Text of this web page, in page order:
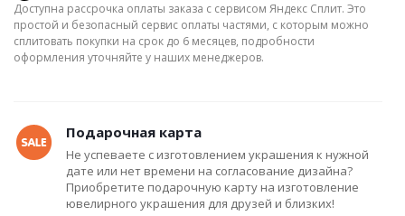
Доступна рассрочка оплаты заказа с сервисом Яндекс Сплит. Это
простой и безопасный сервис оплаты частями, с которым можно
сплитовать покупки на срок до 6 месяцев, подробности
оформления уточняйте у наших менеджеров.
Подарочная карта
Не успеваете с изготовлением украшения к нужной
дате или нет времени на согласование дизайна?
Приобретите подарочную карту на изготовление
ювелирного украшения для друзей и близких!